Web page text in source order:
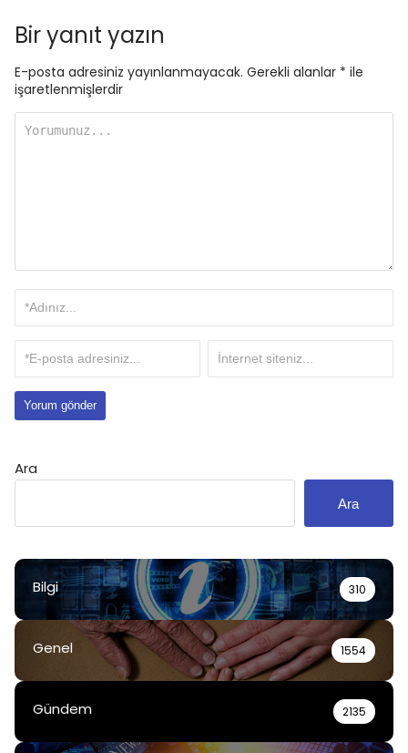
Bir yanıt yazın
E-posta adresiniz yayınlanmayacak. Gerekli alanlar * ile
işaretlenmişlerdir
Ara
Ara
Bilgi 310
Genel 1554
Gündem 2135